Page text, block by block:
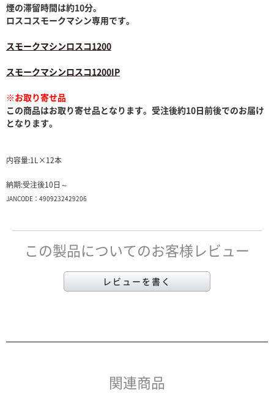
煙の滞留時間は約10分。
ロスコスモークマシン専用です。
スモークマシンロスコ1200
スモークマシンロスコ1200IP
※お取り寄せ品
この商品はお取り寄せ品となります。受注後約10日前後でのお届け
となります。
内容量:1L×12本
納期:受注後10日～
JANCODE：4909232429206
この製品についてのお客様レビュー
レビューを書く
関連商品